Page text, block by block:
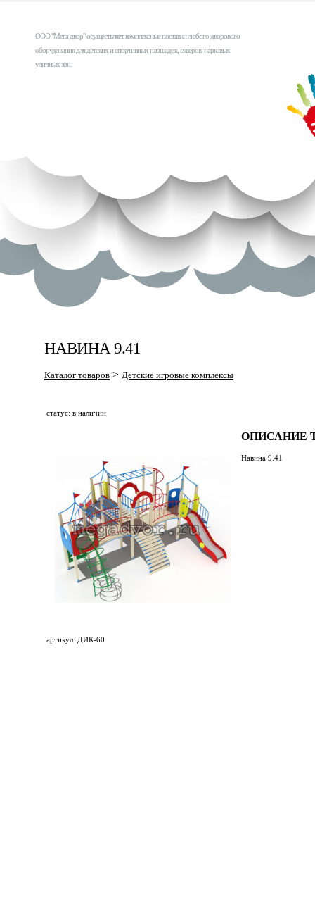
ООО "Мега двор" осуществляет комплексные поставки любого дворового
оборудования для детских и спортивных площадок, скверов, парковых
уличных зон.
НАВИНА 9.41
Каталог товаров > Детские игровые комплексы
статус: в наличии
ОПИСАНИЕ
Навина 9.41
артикул: ДИК-60